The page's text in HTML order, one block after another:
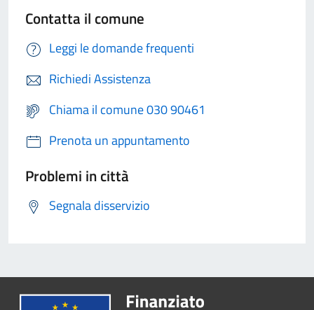
Contatta il comune
Leggi le domande frequenti
Richiedi Assistenza
Chiama il comune 030 90461
Prenota un appuntamento
Problemi in città
Segnala disservizio